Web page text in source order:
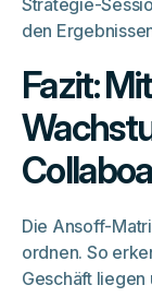
Strategie-
den
Fazit:
Die Ansoff-
ordnen. So
Geschäft